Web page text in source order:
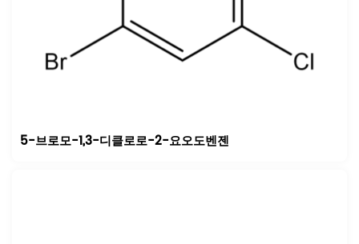
5-브로모-1,3-디클로로-2-요오도벤젠